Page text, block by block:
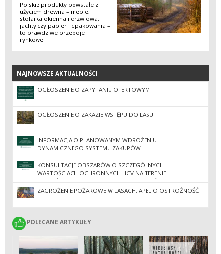
Polskie produkty powstałe z
użyciem drewna – meble,
stolarka okienna i drzwiowa,
jachty czy papier i opakowania –
to prawdziwe przeboje
rynkowe.
NAJNOWSZE AKTUALNOŚCI
NAJNOWSZE AKTUALNOŚCI
OGŁOSZENIE O ZAPYTANIU OFERTOWYM
OGŁOSZENIE O ZAKAZIE WSTĘPU DO LASU
INFORMACJA O PLANOWANYM WDROŻENIU
DYNAMICZNEGO SYSTEMU ZAKUPÓW
KONSULTACJE OBSZARÓW O SZCZEGÓLNYCH
WARTOŚCIACH OCHRONNYCH HCV NA TERENIE
NADLEŚNICTW REGIONALNEJ DYREKCJI LASÓW
PAŃSTWOWYCH W ZIELONEJ GÓRZE
ZAGROŻENIE POŻAROWE W LASACH. APEL O OSTROŻNOŚĆ
POLECANE ARTYKUŁY
POLECANE ARTYKUŁY